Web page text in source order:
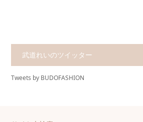
武道れいのツイッター
Tweets by BUDOFASHION